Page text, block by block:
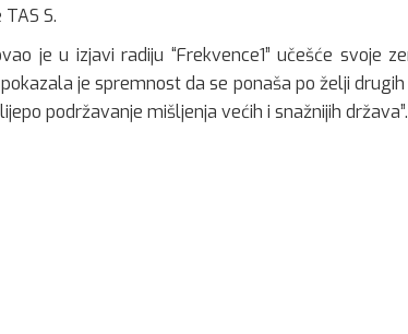
S.
je u izjavi radiju “Frekvence1” učešće svoje
pokazala je spremnost da se ponaša po želji
podržavanje mišljenja većih i snažnijih država”.